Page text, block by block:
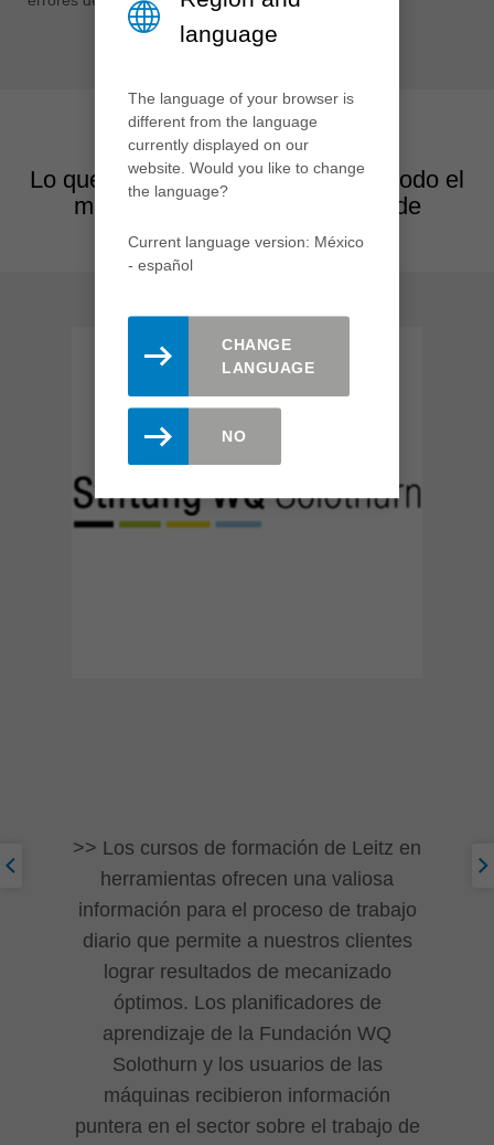
Lo que dicen nuestros clientes de todo el
mundo sobre nuestros cursos de
formación
Los cursos de formación de Leitz en
herramientas ofrecen una valiosa
información para el proceso de trabajo
diario que permite a nuestros clientes
lograr resultados de mecanizado
óptimos. Los planificadores de
aprendizaje de la Fundación WQ
Solothurn y los usuarios de las
máquinas recibieron información
puntera en el sector sobre el trabajo de
language
The language of your browser is
different from the language
currently displayed on our
website. Would you like to change
the language?
Current language version: México
- español
CHANGE
LANGUAGE
NO